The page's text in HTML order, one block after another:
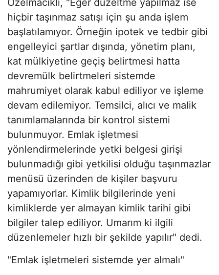
Özelmacıklı, "Eğer düzeltme yapılmaz ise
hiçbir taşınmaz satışı için şu anda işlem
başlatılamıyor. Örneğin ipotek ve tedbir gibi
engelleyici şartlar dışında, yönetim planı,
kat mülkiyetine geçiş belirtmesi hatta
devremülk belirtmeleri sistemde
mahrumiyet olarak kabul ediliyor ve işleme
devam edilemiyor. Temsilci, alıcı ve malik
tanımlamalarında bir kontrol sistemi
bulunmuyor. Emlak işletmesi
yönlendirmelerinde yetki belgesi girişi
bulunmadığı gibi yetkilisi olduğu taşınmazlar
menüsü üzerinden de kişiler başvuru
yapamıyorlar. Kimlik bilgilerinde yeni
kimliklerde yer almayan kimlik tarihi gibi
bilgiler talep ediliyor. Umarım ki ilgili
düzenlemeler hızlı bir şekilde yapılır" dedi.
"Emlak işletmeleri sistemde yer almalı"